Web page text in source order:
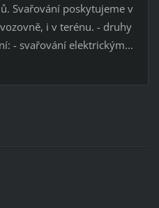
Svařování poskytujeme v
i v terénu. - druhy
- svařování elektrickým...